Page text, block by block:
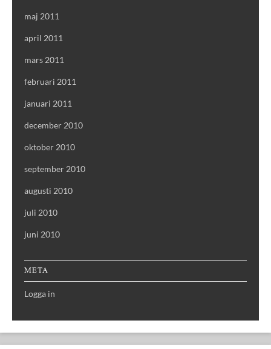
maj 2011
april 2011
mars 2011
februari 2011
januari 2011
december 2010
oktober 2010
september 2010
augusti 2010
juli 2010
juni 2010
META
Logga in